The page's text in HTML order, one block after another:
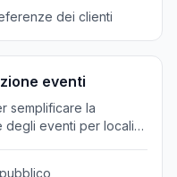
dei clienti
eventi
semplificare la
degli eventi per locali